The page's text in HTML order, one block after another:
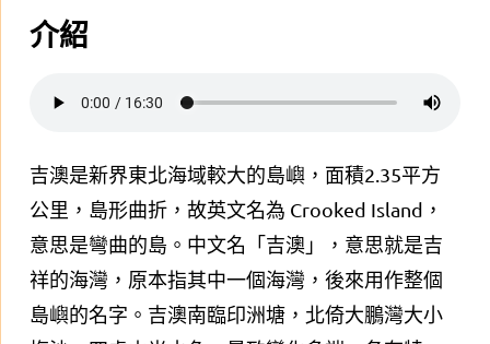
介紹
吉澳是新界東北海域較大的島嶼，面積2.35平方
公里，島形曲折，故英文名為 Crooked Island，
意思是彎曲的島。中文名「吉澳」，意思就是吉
祥的海灣，原本指其中一個海灣，後來用作整個
島嶼的名字。吉澳南臨印洲塘，北倚大鵬灣大小